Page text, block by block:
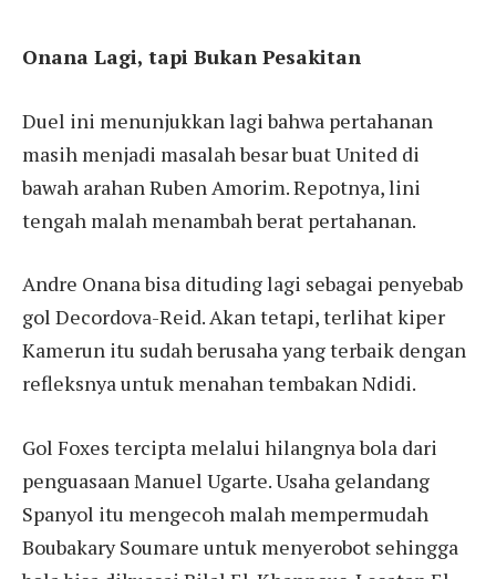
Onana Lagi, tapi Bukan Pesakitan
Duel ini menunjukkan lagi bahwa pertahanan
masih menjadi masalah besar buat United di
bawah arahan Ruben Amorim. Repotnya, lini
tengah malah menambah berat pertahanan.
Andre Onana bisa dituding lagi sebagai penyebab
gol Decordova-Reid. Akan tetapi, terlihat kiper
Kamerun itu sudah berusaha yang terbaik dengan
refleksnya untuk menahan tembakan Ndidi.
Gol Foxes tercipta melalui hilangnya bola dari
penguasaan Manuel Ugarte. Usaha gelandang
Spanyol itu mengecoh malah mempermudah
Boubakary Soumare untuk menyerobot sehingga